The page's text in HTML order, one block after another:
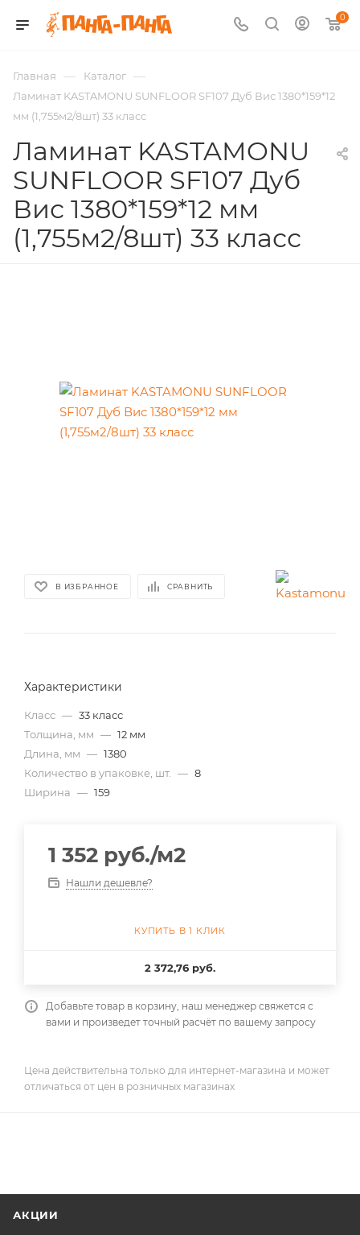
0
Главная — Каталог —
Ламинат KASTAMONU SUNFLOOR SF107 Дуб Вис 1380*159*12
мм (1,755м2/8шт) 33 класс
Ламинат KASTAMONU
SUNFLOOR SF107 Дуб
Вис 1380*159*12 мм
(1,755м2/8шт) 33 класс
В ИЗБРАННОЕ СРАВНИТЬ
Характеристики
Класс — 33 класс
Толщина, мм — 12 мм
Длина, мм — 1380
Количество в упаковке, шт.
— 8
Ширина — 159
1 352 руб./м2
Нашли дешевле?
КУПИТЬ В 1 КЛИК
2 372,76 руб.
Добавьте товар в корзину, наш менеджер свяжется с
вами и произведет точный расчёт по вашему запросу
Цена действительна только для интернет-магазина и может
отличаться от цен в розничных магазинах
АКЦИИ